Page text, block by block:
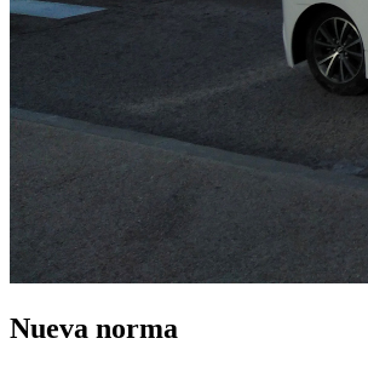
Nueva norma